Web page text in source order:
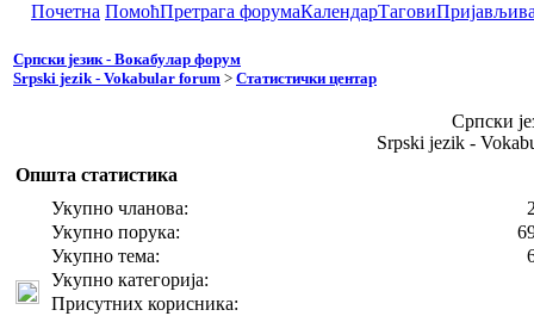
Почетна ПомоћПретрага форумаКалендарТагови
Српски језик - Вокабулар форум
Srpski jezik - Vokabular forum > Статистички центар
Српски
Srpski jezik -
Општа статистика
Укупно чланова:
Укупно порука:
Укупно тема:
Укупно категорија:
Присутних корисника: